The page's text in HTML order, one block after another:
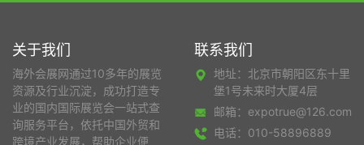
关于我们
海外会展网通过10多年的展览
资源及行业沉淀，成功打造专
业的国内国际展览会一站式查
询服务平台，依托中国外贸和
跨境产业发展，帮助企业便
联系我们
地址：北京市朝阳区东十里
堡1号未来时大厦4层
邮箱：expotrue@126.com
电话：010-58896889